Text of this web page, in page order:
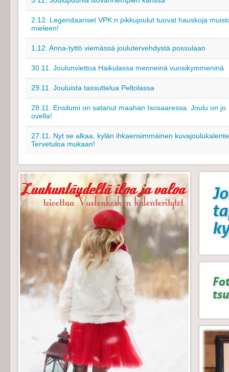
2.12. Legendaariset VPK:n pikkujoulut tuovat hauskoja
mieleen!
1.12. Anna-tyttö viemässä joulutervehdystä possulaan
30.11. Joulunviettoa Haikulassa menneinä vuosikymmeninä
29.11. Jouluista tassuttelua Peltolassa
28.11. Ensilumi on satanut maahan Isosaaressa. Joulu on jo
ovella!
27.11. Nyt se alkaa, kylän ihkaensimmäinen
Tervetuloa mukaan!